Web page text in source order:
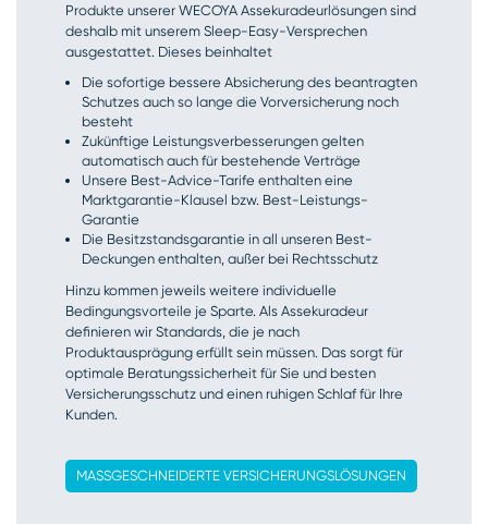
Produkte unserer WECOYA Assekuradeur­lösungen sind
deshalb mit unserem Sleep-Easy-Versprechen
ausgestattet. Dieses beinhaltet
Die sofortige bessere Absicherung des beantragten
Schutzes auch so lange die Vorversicherung noch
besteht
Zukünftige Leistungsverbesserungen gelten
automatisch auch für bestehende Verträge
Unsere Best-Advice-Tarife enthalten eine
Marktgarantie-Klausel bzw. Best-Leistungs-
Garantie
Die Besitzstandsgarantie in all unseren Best-
Deckungen enthalten, außer bei Rechtsschutz
Hinzu kommen jeweils weitere individuelle
Bedingungsvorteile je Sparte. Als Assekuradeur
definieren wir Standards, die je nach
Produktausprägung erfüllt sein müssen. Das sorgt für
optimale Beratungssicherheit für Sie und besten
Versicherungsschutz und einen ruhigen Schlaf für Ihre
Kunden.
MASSGESCHNEIDERTE VERSICHERUNGSLÖSUNGEN